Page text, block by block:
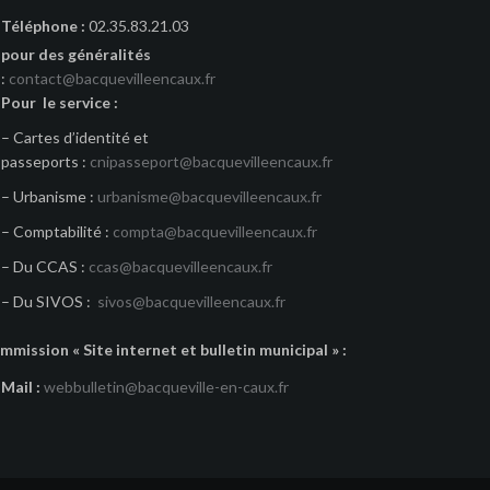
Téléphone : 02.35.83.21.03
pour des généralités
: contact@bacquevilleencaux.fr
Pour le service :
– Cartes d’identité et
passeports : cnipasseport@bacquevilleencaux.fr
– Urbanisme : urbanisme@bacquevilleencaux.fr
– Comptabilité : compta@bacquevilleencaux.fr
– Du CCAS : ccas@bacquevilleencaux.fr
– Du SIVOS : sivos@bacquevilleencaux.fr
« Site internet et bulletin municipal » :
Mail : webbulletin@bacqueville-en-caux.fr